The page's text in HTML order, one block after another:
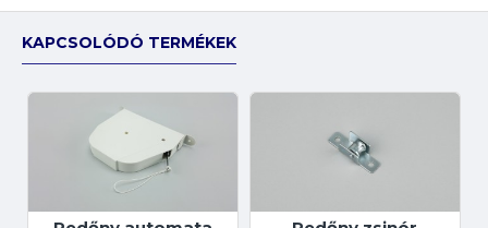
KAPCSOLÓDÓ TERMÉKEK